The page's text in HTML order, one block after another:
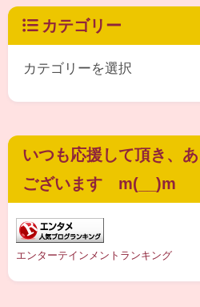
カテゴリー
いつも応援して頂き、
ございます m(__)m
エンターテインメントランキング